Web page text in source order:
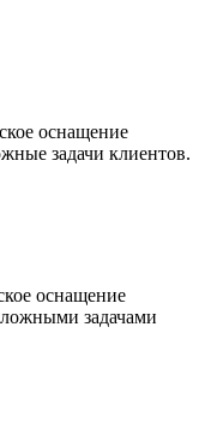
оснащение
задачи клиентов.
оснащение
задачами